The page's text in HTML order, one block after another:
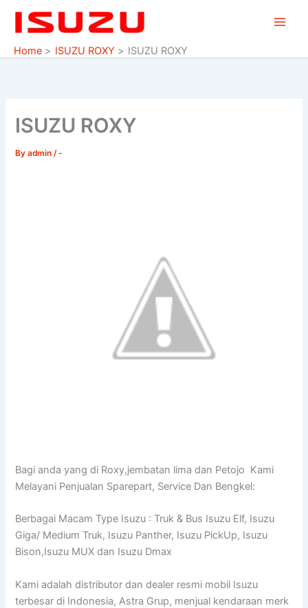
Home
ISUZU ROXY ISUZU ROXY
ISUZU ROXY
Byadmin /-
Bagi anda yang di Roxy,jembatan lima dan Petojo Kami
Melayani Penjualan Sparepart, Service Dan Bengkel:
Berbagai Macam Type Isuzu : Truk & Bus Isuzu Elf, Isuzu
Giga/ Medium Truk, Isuzu Panther, Isuzu PickUp, Isuzu
Bison,Isuzu MUX dan Isuzu Dmax
Kami adalah distributor dan dealer resmi mobil Isuzu
terbesar di Indonesia, Astra Grup, menjual kendaraan merk